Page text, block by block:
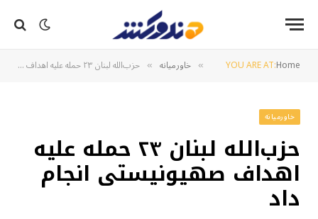
YOU ARE AT:Home
» خاورمیانه » حزب‌الله لبنان ۲۳ حمله علیه اهداف صهیونیستی انجام داد
خاورمیانه
حزب‌الله لبنان ۲۳ حمله علیه
اهداف صهیونیستی انجام
داد